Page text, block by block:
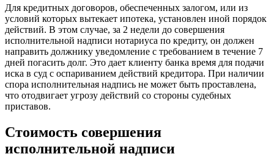
Для кредитных договоров, обеспеченных залогом, или из
условий которых вытекает ипотека, установлен иной порядок
действий. В этом случае, за 2 недели до совершения
исполнительной надписи нотариуса по кредиту, он должен
направить должнику уведомление с требованием в течение 7
дней погасить долг. Это дает клиенту банка время для подачи
иска в суд с оспариванием действий кредитора. При наличии
спора исполнительная надпись не может быть проставлена,
что отодвигает угрозу действий со стороны судебных
приставов.
Стоимость совершения
исполнительной надписи